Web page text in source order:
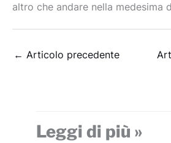
altro che andare nella medesima
← Articolo precedente
Leggi di più »